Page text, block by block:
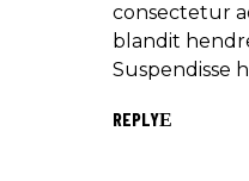
consectetur
blandit
Suspendisse
REPLY